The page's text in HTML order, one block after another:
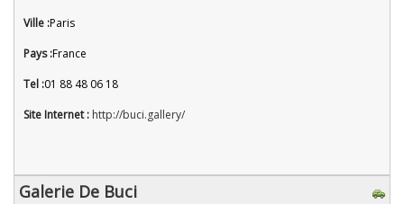
Ville :Paris
Pays :France
Tel :01 88 48 06 18
Site Internet : http://buci.gallery/
Galerie De Buci